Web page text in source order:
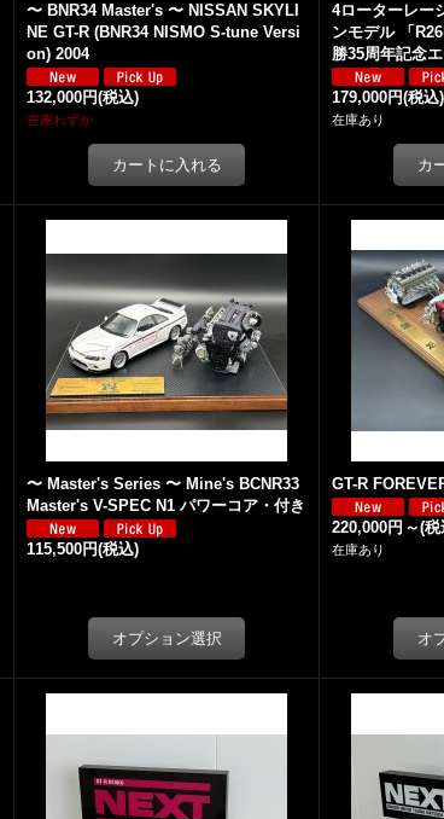
〜 BNR34 Master's 〜 NISSAN SKYLI
NE GT-R (BNR34 NISMO S-tune Versi
on) 2004
132,000円(税込)
在庫わずか
4ローターレー
ンモデル 「
勝35周年記念
179,000円(税込)
在庫あり
〜 Master's Series 〜 Mine's BCNR33
Master's V-SPEC N1 パワーコア・付き
115,500円(税込)
GT-R
220,000円 ～(税
在庫あり